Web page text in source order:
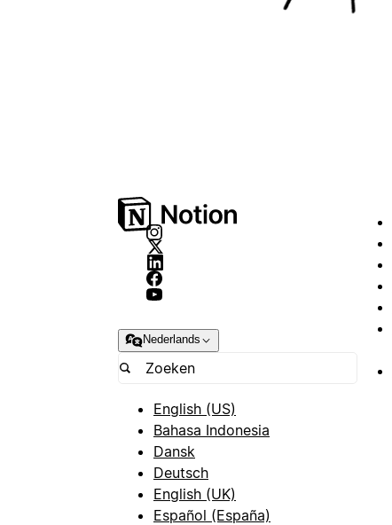
Nederlands
English (US)
Bahasa Indonesia
Dansk
Deutsch
English (UK)
Español (España)